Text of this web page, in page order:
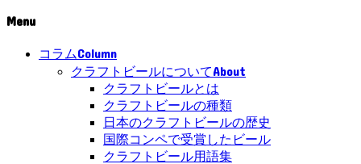
Menu
コラムColumn
クラフトビールについてAbout
クラフトビールとは
クラフトビールの種類
日本のクラフトビールの歴史
国際コンペで受賞したビール
クラフトビール用語集